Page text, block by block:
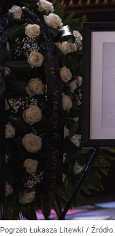
Pogrzeb Łukasza Litewki / Źródło: